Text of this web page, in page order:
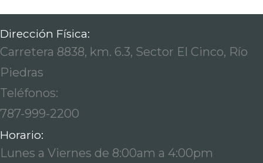
Dirección Física:
Carretera 8838, km. 6.3, Sector El Cinco, Río
Piedras
Teléfonos:
787-999-2200
Horario:
Lunes a Viernes de 8:00am a 4:00pm